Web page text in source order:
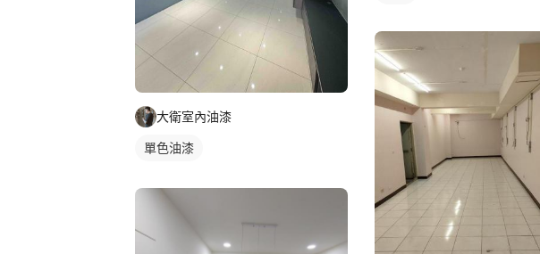
大衛室內油漆
單色油漆